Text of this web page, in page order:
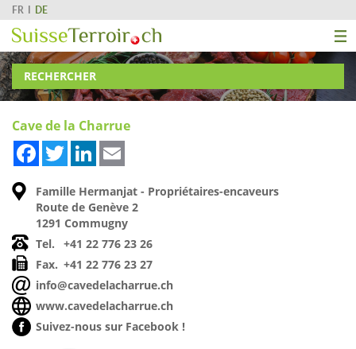
FR DE
RECHERCHER
Cave de la Charrue
FacebookTwitterLinkedIn
Famille Hermanjat - Propriétaires-encaveurs
Route de Genève 2
1291 Commugny
Tel.
+41 22 776 23 26
Fax. +41 22 776 23 27
info@cavedelacharrue.ch
www.cavedelacharrue.ch
Suivez-nous sur Facebook !